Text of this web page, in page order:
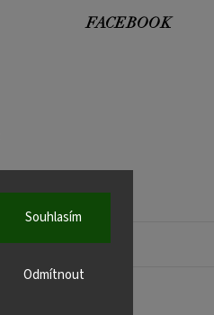
Odmítnout
Souhlasím
FACEBOOK